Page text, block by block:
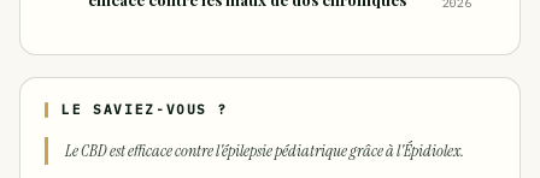
2026
LE SAVIEZ-VOUS ?
Le CBD est efficace contre l'épilepsie pédiatrique grâce à l'Épidiolex.